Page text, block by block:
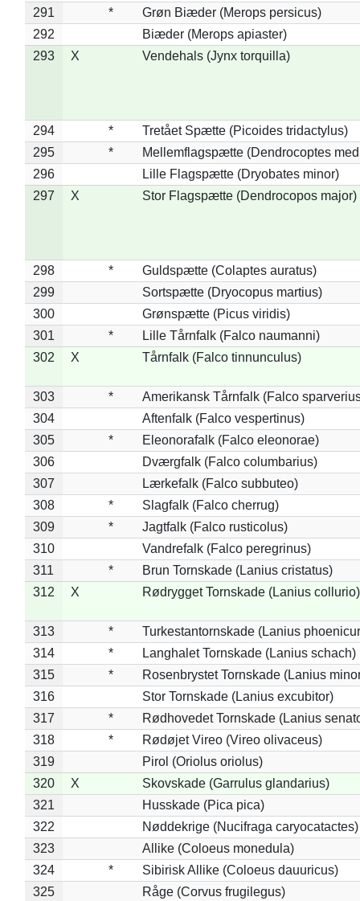
291
*
Grøn Biæder (Merops persicus)
292
Biæder (Merops apiaster)
293
X Vendehals (Jynx torquilla)
294 *
Tretået Spætte (Picoides tridactylus)
295
*
Mellemflagspætte (Dendrocoptes
296
Lille Flagspætte (Dryobates minor)
297
X Stor Flagspætte (Dendrocopos major)
298 *
Guldspætte (Colaptes auratus)
299
Sortspætte (Dryocopus martius)
300
Grønspætte (Picus viridis)
301
*
Lille Tårnfalk (Falco naumanni)
302
X Tårnfalk (Falco tinnunculus)
303 *
Amerikansk Tårnfalk (Falco
304
Aftenfalk (Falco vespertinus)
305
*
Eleonorafalk (Falco eleonorae)
306
Dværgfalk (Falco columbarius)
307
Lærkefalk (Falco subbuteo)
308
*
Slagfalk (Falco cherrug)
309
*
Jagtfalk (Falco rusticolus)
310
Vandrefalk (Falco peregrinus)
311
*
Brun Tornskade (Lanius cristatus)
312
X Rødrygget Tornskade (Lanius collurio)
313 *
Turkestantornskade (Lanius
314
*
Langhalet Tornskade (Lanius schach)
315
*
Rosenbrystet Tornskade (Lanius
316
Stor Tornskade (Lanius excubitor)
317
*
Rødhovedet Tornskade (Lanius
318
*
Rødøjet Vireo (Vireo olivaceus)
319
Pirol (Oriolus oriolus)
320
X
Skovskade (Garrulus glandarius)
321
Husskade (Pica pica)
322
Nøddekrige (Nucifraga caryocatactes)
323
Allike (Coloeus monedula)
324
*
Sibirisk Allike (Coloeus dauuricus)
325
Råge (Corvus frugilegus)